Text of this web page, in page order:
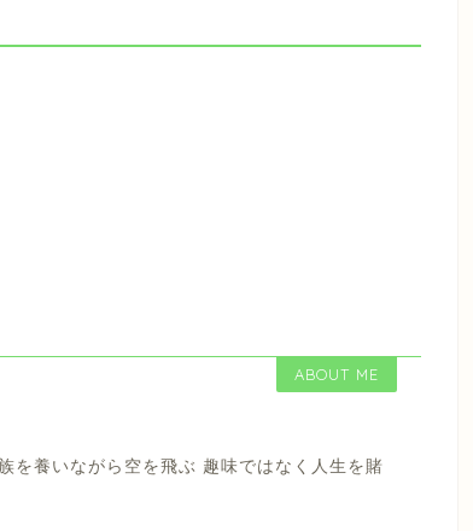
ABOUT ME
を養いながら空を飛ぶ 趣味ではなく人生を賭